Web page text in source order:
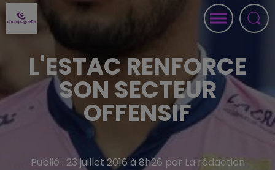
L'ESTAC RENFORCE
SON SECTEUR
OFFENSIF
Publié : 23 juillet 2016 à 8h26 par La rédaction